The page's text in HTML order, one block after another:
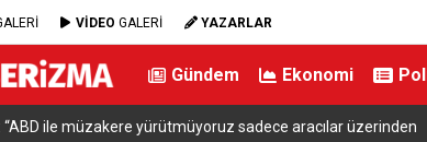
VİDEO GALERİ YAZARLAR
Gündem Ekonomi
“ABD ile müzakere yürütmüyoruz sadece aracılar üzerinden